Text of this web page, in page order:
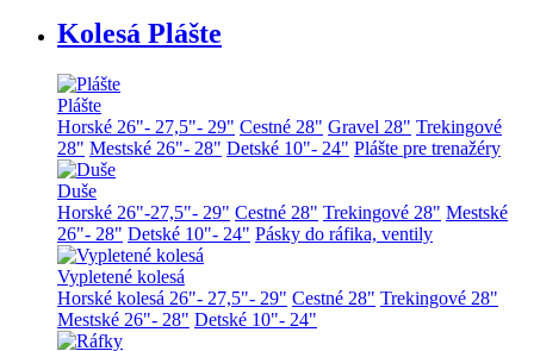
Kolesá Plášte
Plášte
Horské 26"- 27,5"- 29" Cestné 28" Gravel 28" Trekingové
28" Mestské 26"- 28" Detské 10"- 24" Plášte pre trenažéry
Duše
Horské 26"-27,5"- 29" Cestné 28" Trekingové 28" Mestské
26"- 28" Detské 10"- 24" Pásky do ráfika, ventily
Vypletené kolesá
Horské kolesá 26"- 27,5"- 29" Cestné 28" Trekingové 28"
Mestské 26"- 28" Detské 10"- 24"